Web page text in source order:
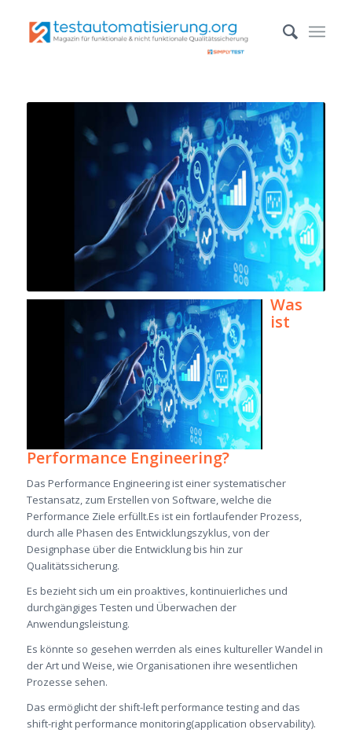
Was
ist
Performance Engineering?
Das Performance Engineering ist einer systematischer
Testansatz, zum Erstellen von Software, welche die
Performance Ziele erfüllt.Es ist ein fortlaufender Prozess,
durch alle Phasen des Entwicklungszyklus, von der
Designphase über die Entwicklung bis hin zur
Qualitätssicherung.
Es bezieht sich um ein proaktives, kontinuierliches und
durchgängiges Testen und Überwachen der
Anwendungsleistung.
Es könnte so gesehen werrden als eines kultureller Wandel in
der Art und Weise, wie Organisationen ihre wesentlichen
Prozesse sehen.
Das ermöglicht der shift-left performance testing and das
shift-right performance monitoring(application observability).